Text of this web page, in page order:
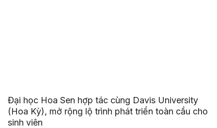
Đại học Hoa Sen hợp tác cùng Davis University
(Hoa Kỳ), mở rộng lộ trình phát triển toàn cầu cho
sinh viên